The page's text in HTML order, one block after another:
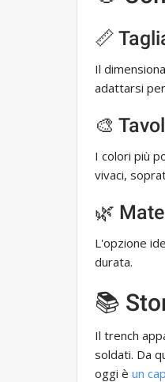
📏
Il
adattarsi
🎨
I colori più
vivaci,
🌿
L'opzione
durata.
📚
Il trench
soldati. Da
oggi è un